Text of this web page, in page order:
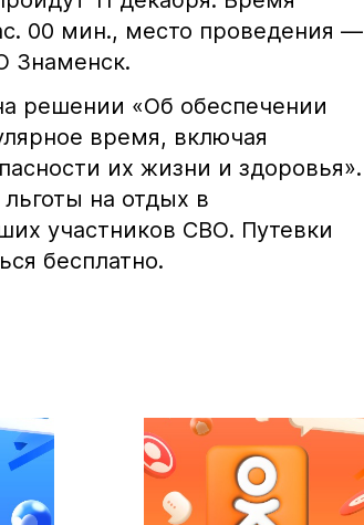
00 мин., место проведения —
Знаменск.
решении «Об обеспечении
время, включая
их жизни и здоровья».
на отдых в
участников СВО. Путевки
бесплатно.